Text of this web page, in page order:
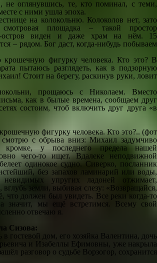
оглянувшись, те, кто поминал, с теми,
с ними ушла эпоха.
на колокольню. Колоколов нет, зато
смотровая площадка – такой простор
остров виден и даже храм на нём. 15
– рядом. Бог даст, когда-нибудь побываем
крошечную фигурку человека. Кто это? В
пытаюсь разглядеть, как в подзорную
Стоит на берегу, раскинув руки, ловит
прощаюсь с Николаем. Вместо
как в былые времена, сообщаем друг
состоим, чтоб включить друг друга «в
фигурку человека. Кто это?..
смотрю с обрыва вниз: Михаил задумчиво
у последнего предела нашей
чего-то ищет. Вдалеке неподвижной
одинокое судно. Сиверко, посланник
без запахов ламинарий или воды,
упругих ладоней отжимает,
вглубь земли, выбивая слезу: «Возвращайся,
что должен был увидеть. Все реки когда-то
значит, мы ещё встретимся. Всему свой
отвечаю я.
Сизова:
в гостевой дом, его хозяйка Валентина, дочь
и Изабеллы Ефимовны, уже накрыла
разговор о судьбе Ворзогор, сохранится